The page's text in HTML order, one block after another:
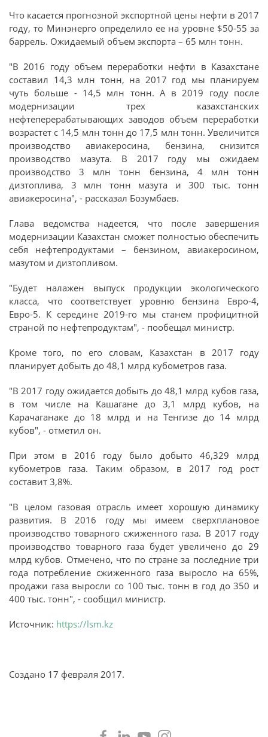
Что касается прогнозной экспортной цены нефти в 2017
году, то Минэнерго определило ее на уровне $50-55 за
баррель. Ожидаемый объем экспорта – 65 млн тонн.
"В 2016 году объем переработки нефти в Казахстане
составил 14,3 млн тонн, на 2017 год мы планируем
чуть больше - 14,5 млн тонн. А в 2019 году после
модернизации трех казахстанских
нефтеперерабатывающих заводов объем переработки
возрастет с 14,5 млн тонн до 17,5 млн тонн. Увеличится
производство авиакеросина, бензина, снизится
производство мазута. В 2017 году мы ожидаем
производство 3 млн тонн бензина, 4 млн тонн
дизтоплива, 3 млн тонн мазута и 300 тыс. тонн
авиакеросина", - рассказал Бозумбаев.
Глава ведомства надеется, что после завершения
модернизации Казахстан сможет полностью обеспечить
себя нефтепродуктами – бензином, авиакеросином,
мазутом и дизтопливом.
"Будет налажен выпуск продукции экологического
класса, что соответствует уровню бензина Евро-4,
Евро-5. К середине 2019-го мы станем профицитной
страной по нефтепродуктам", - пообещал министр.
Кроме того, по его словам, Казахстан в 2017 году
планирует добыть до 48,1 млрд кубометров газа.
"В 2017 году ожидается добыть до 48,1 млрд кубов газа,
в том числе на Кашагане до 3,1 млрд кубов, на
Карачаганаке до 18 млрд и на Тенгизе до 14 млрд
кубов", - отметил он.
При этом в 2016 году было добыто 46,329 млрд
кубометров газа. Таким образом, в 2017 год рост
составит 3,8%.
"В целом газовая отрасль имеет хорошую динамику
развития. В 2016 году мы имеем сверхплановое
производство товарного сжиженного газа. В 2017 году
производство товарного газа будет увеличено до 29
млрд кубов. Отмечено, что по стране за последние три
года потребление сжиженного газа выросло на 65%,
продажи газа выросли со 100 тыс. тонн в год до 350 и
400 тыс. тонн", - сообщил министр.
Источник: https://lsm.kz
Создано 17 февраля 2017.